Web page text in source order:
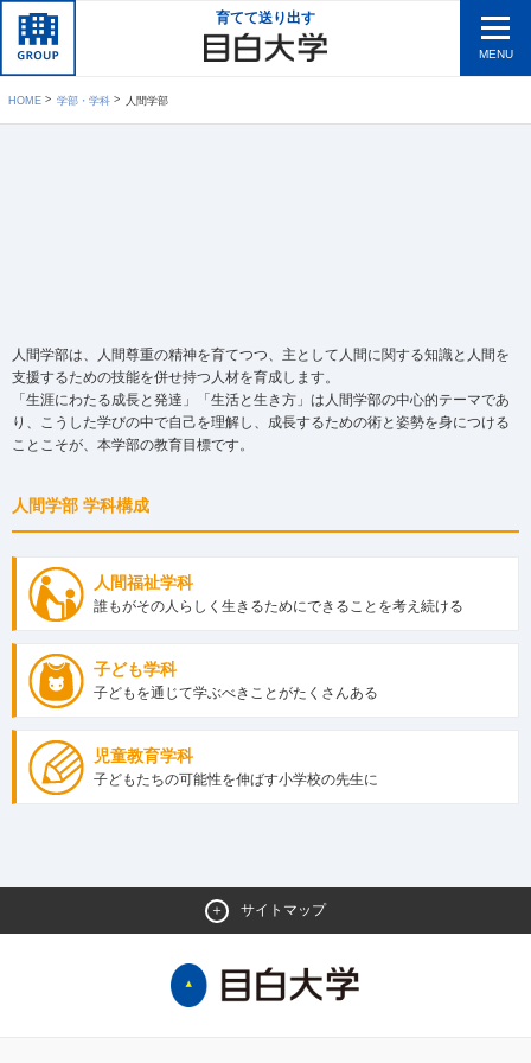
育てて送り出す
MENU
HOME 学部・学科 人間学部
人間学部は、人間尊重の精神を育てつつ、主として人間に関する知識と人間を
支援するための技能を併せ持つ人材を育成します。
「生涯にわたる成長と発達」「生活と生き方」は人間学部の中心的テーマであ
り、こうした学びの中で自己を理解し、成長するための術と姿勢を身につける
ことこそが、本学部の教育目標です。
人間学部 学科構成
人間福祉学科
誰もがその人らしく生きるためにできることを考え続ける
子ども学科
子どもを通じて学ぶべきことがたくさんある
児童教育学科
子どもたちの可能性を伸ばす小学校の先生に
サイトマップ